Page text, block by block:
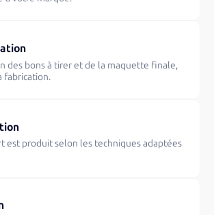
des bons à tirer et de la maquette finale,
fabrication.
est produit selon les techniques adaptées